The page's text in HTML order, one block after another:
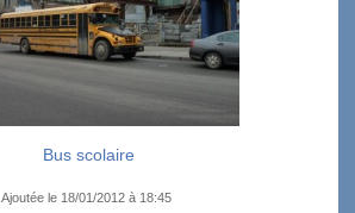
Bus scolaire
Ajoutée le 18/01/2012 à 18:45